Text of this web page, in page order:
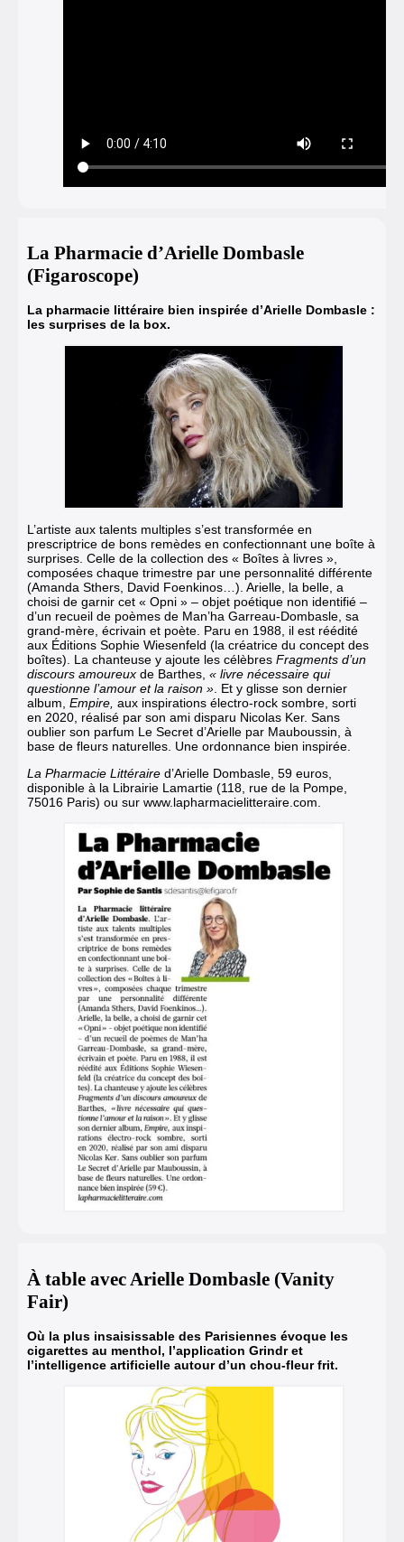
La Pharmacie d’Arielle Dombasle
(Figaroscope)
La pharmacie littéraire bien inspirée d’Arielle Dombasle :
les surprises de la box.
L’artiste aux talents multiples s’est transformée en
prescriptrice de bons remèdes en confectionnant une boîte à
surprises. Celle de la collection des « Boîtes à livres »,
composées chaque trimestre par une personnalité différente
(Amanda Sthers, David Foenkinos…). Arielle, la belle, a
choisi de garnir cet « Opni » – objet poétique non identifié –
d’un recueil de poèmes de Man’ha Garreau-Dombasle, sa
grand-mère, écrivain et poète. Paru en 1988, il est réédité
aux Éditions Sophie Wiesenfeld (la créatrice du concept des
boîtes).
La chanteuse y ajoute les célèbres Fragments d’un
discours amoureux de Barthes, « livre nécessaire qui
questionne l’amour et la raison » Et y glisse son dernier
album, Empire, aux inspirations électro-rock sombre, sorti
en 2020, réalisé par son ami disparu Nicolas Ker. Sans
oublier son parfum Le Secret d’Arielle par Mauboussin, à
base de fleurs naturelles. Une ordonnance bien inspirée.
La Pharmacie Littéraire d’Arielle Dombasle, 59 euros,
disponible à la Librairie Lamartie (118, rue de la Pompe,
75016 Paris) ou sur www.lapharmacielitteraire.com
À table avec Arielle Dombasle (Vanity
Fair)
Où la plus insaisissable des Parisiennes évoque les
cigarettes au menthol, l’application Grindr et
l’intelligence artificielle autour d’un chou-fleur frit.